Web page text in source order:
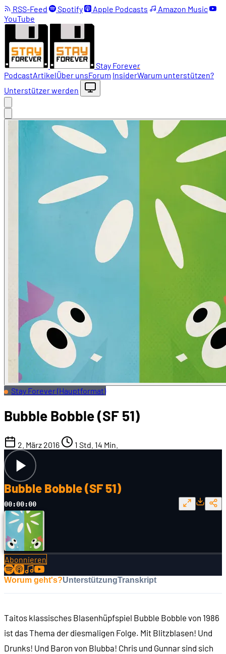
RSS-Feed Spotify Apple Podcasts
Amazon Music
YouTube
Stay Forever
PodcastArtikelÜber unsForum InsiderWarum unterstützen?
Unterstützer werden
Stay Forever (Hauptformat)
Bubble Bobble (SF 51)
2. März 2016 1 Std. 14 Min.
Bubble Bobble (SF 51)
00:00:00
Abonnieren
Worum geht's?UnterstützungTranskript
Taitos klassisches Blasenhüpfspiel Bubble Bobble von 1986
ist das Thema der diesmaligen Folge. Mit Blitzblasen! Und
Drunks! Und Baron von Blubba! Chris und Gunnar sind sich